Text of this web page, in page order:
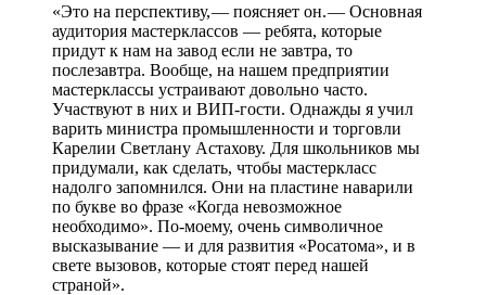
«Это на перспективу, — ​поясняет он. — ​Основная
аудитория мастер­классов — ​ребята, которые
придут к нам на завод если не завтра, то
послезавтра. Вообще, на нашем предприятии
мастер­классы устраивают довольно часто.
Участвуют в них и ВИП-гости. Однажды я учил
варить министра промышленности и торговли
Карелии Светлану Астахову. Для школьников мы
придумали, как сделать, чтобы мастер­класс
надолго запомнился. Они на пластине наварили
по букве во фразе «Когда невозможное
необходимо». По-моему, очень символичное
высказывание — ​и для развития «Росатома», и в
свете вызовов, которые стоят перед нашей
страной».